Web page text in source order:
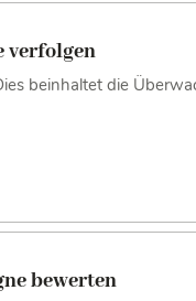
verfolgen
beinhaltet die
bewerten